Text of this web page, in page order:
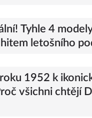
Tyhle 4
letošního
1952 k
všichni chtějí